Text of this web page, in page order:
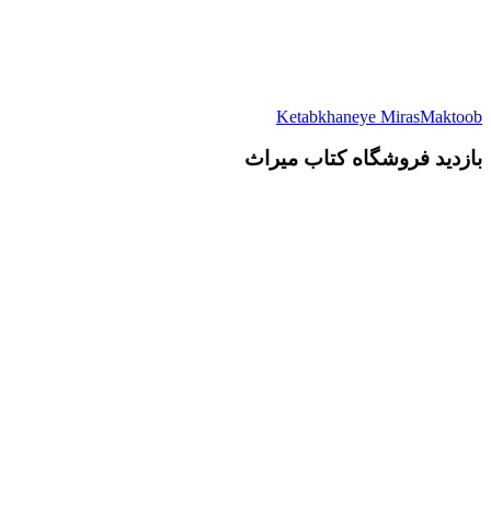
Ketabkhaneye MirasMaktoob
بازدید فروشگاه کتاب میراث